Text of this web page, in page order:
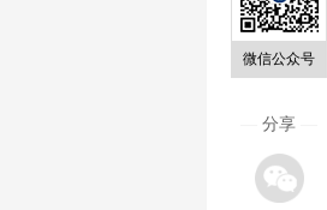
微信公众号
分享